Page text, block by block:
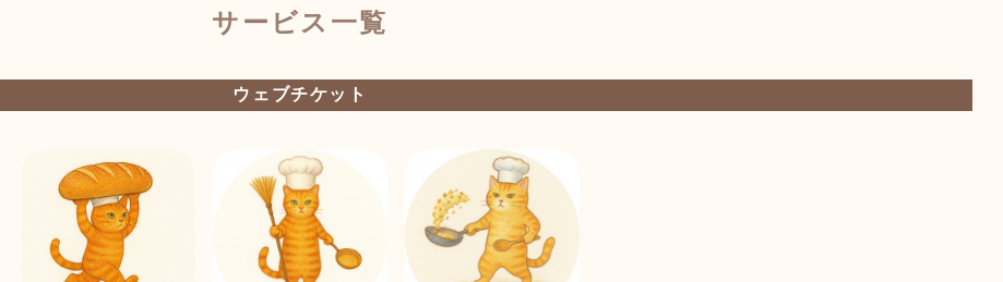
サービス一覧
ウェブチケット